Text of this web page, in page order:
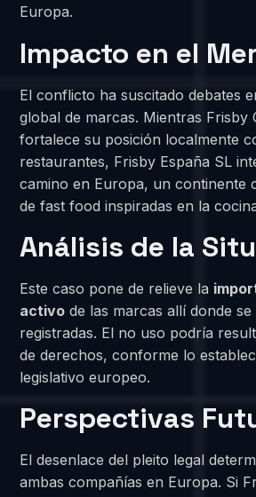
Europa.
Impacto en el
El conflicto ha suscitado debates
global de marcas. Mientras Frisby
fortalece su posición localmente
restaurantes, Frisby España SL
camino en Europa, un continente
de fast food inspiradas en la
Análisis de la
Este caso pone de relieve la
activo de las marcas allí donde
registradas. El no uso podría
de derechos, conforme lo
legislativo europeo.
Perspectivas
El desenlace del pleito legal
ambas compañías en Europa. Si